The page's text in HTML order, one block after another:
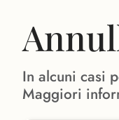
In alcuni casi
Maggiori